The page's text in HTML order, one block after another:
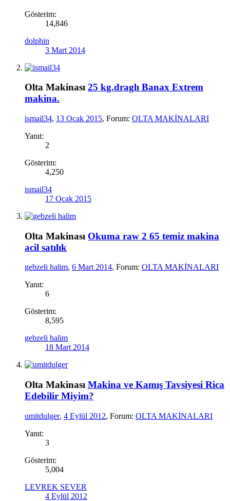
Gösterim:
14,846
dolphin
3 Mart 2014
Olta Makinası 25 kg.draglı Banax Extrem
makina.
ismail34, 13 Ocak 2015, Forum: OLTA MAKİNALARI
Yanıt:
2
Gösterim:
4,250
ismail34
17 Ocak 2015
Olta Makinası Okuma raw 2 65 temiz makina
acil satılık
gebzeli halim, 6 Mart 2014, Forum: OLTA MAKİNALARI
Yanıt:
6
Gösterim:
8,595
gebzeli halim
18 Mart 2014
Olta Makinası Makina ve Kamış Tavsiyesi Rica
Edebilir Miyim?
umitdulger, 4 Eylül 2012, Forum: OLTA MAKİNALARI
Yanıt:
3
Gösterim:
5,004
LEVREK SEVER
4 Eylül 2012